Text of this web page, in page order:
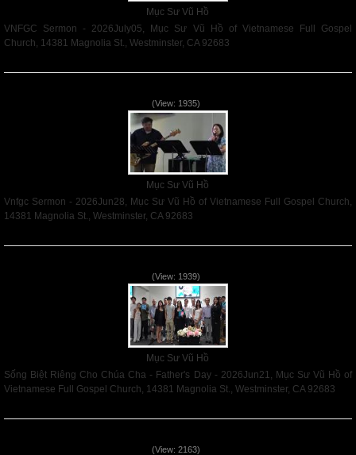
Mục Sư Vũ Hồ
VNFGC Sermon - 2026July05, Mục Sư Vũ Hồ of Vietnamese Full Gospel
Church, 14381 Magnolia St., Westminster, CA 92683
(View: 1935)
Mục Sư Vũ Hồ
Vnfgc Sermon - 2026Jun28, Mục Sư Vũ Hồ of Vietnamese Full Gospel Church,
14381 Magnolia St., Westminster, CA 92683
(View: 1939)
Mục Sư Vũ Hồ
Sống Biệt Riêng Cho Chúa Cha - Father's Day - 2026Jun21, Mục Sư Vũ Hồ of
Vietnamese Full Gospel Church, 14381 Magnolia St., Westminster, CA 92683
(View: 2163)